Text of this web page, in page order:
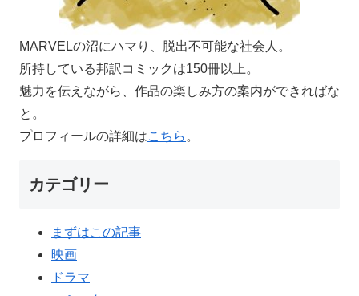
MARVELの沼にハマり、脱出不可能な社会人。
所持している邦訳コミックは150冊以上。
魅力を伝えながら、作品の楽しみ方の案内ができればな
と。
プロフィールの詳細はこちら 。
カテゴリー
まずはこの記事
映画
ドラマ